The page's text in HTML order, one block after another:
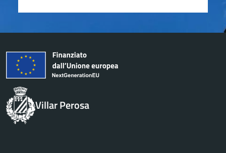
Villar Perosa